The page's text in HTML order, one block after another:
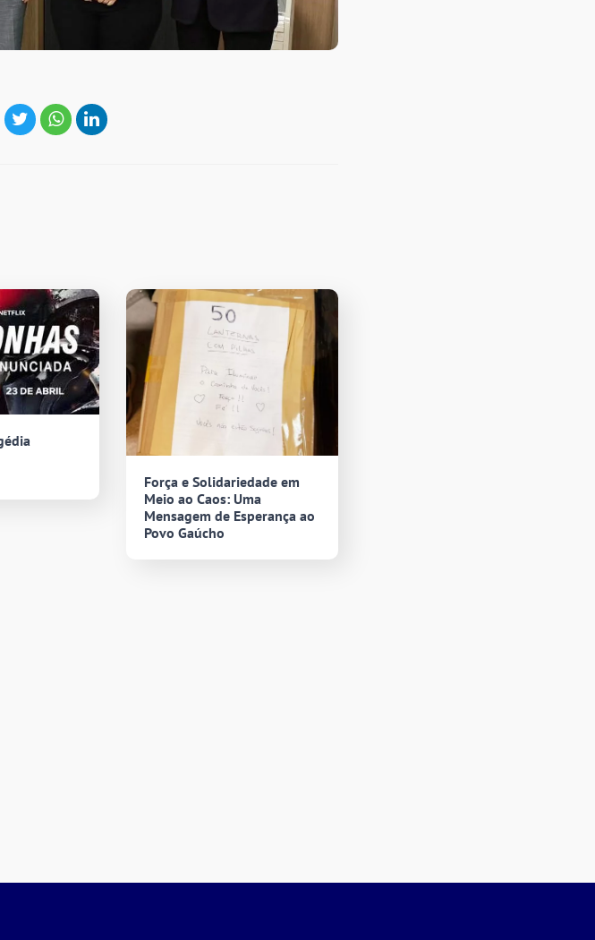
Força e Solidariedade em
Meio ao Caos: Uma
Mensagem de Esperança ao
Povo Gaúcho